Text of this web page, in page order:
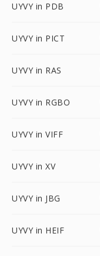
UYVY in PDB
UYVY in PICT
UYVY in RAS
UYVY in RGBO
UYVY in VIFF
UYVY in XV
UYVY in JBG
UYVY in HEIF